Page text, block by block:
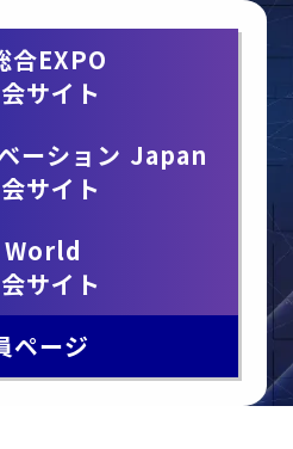
合EXPO
サイト
ーション Japan
サイト
サイト
ページ